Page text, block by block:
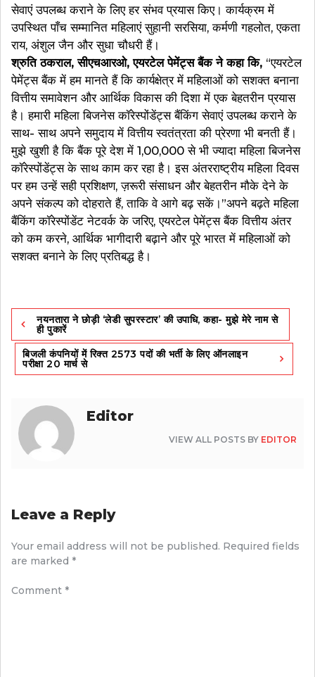
सेवाएं उपलब्ध कराने के लिए हर संभव प्रयास किए। कार्यक्रम में
उपस्थित पाँच सम्मानित महिलाएं सुहानी सरसिया, कर्मणी गहलोत, एकता
राय, अंशुल जैन और सुधा चौधरी हैं।
श्रुति ठकराल, सीएचआरओ, एयरटेल पेमेंट्स बैंक ने कहा कि, “एयरटेल
पेमेंट्स बैंक में हम मानते हैं कि कार्यक्षेत्र में महिलाओं को सशक्त बनाना
वित्तीय समावेशन और आर्थिक विकास की दिशा में एक बेहतरीन प्रयास
है। हमारी महिला बिजनेस कॉरेस्पोंडेंट्स बैंकिंग सेवाएं उपलब्ध कराने के
साथ- साथ अपने समुदाय में वित्तीय स्वतंत्रता की प्रेरणा भी बनती हैं।
मुझे खुशी है कि बैंक पूरे देश में 1,00,000 से भी ज्यादा महिला बिजनेस
कॉरेस्पोंडेंट्स के साथ काम कर रहा है। इस अंतरराष्ट्रीय महिला दिवस
पर हम उन्हें सही प्रशिक्षण, ज़रूरी संसाधन और बेहतरीन मौके देने के
अपने संकल्प को दोहराते हैं, ताकि वे आगे बढ़ सकें।”अपने बढ़ते महिला
बैंकिंग कॉरेस्पोंडेंट नेटवर्क के जरिए, एयरटेल पेमेंट्स बैंक वित्तीय अंतर
को कम करने, आर्थिक भागीदारी बढ़ाने और पूरे भारत में महिलाओं को
सशक्त बनाने के लिए प्रतिबद्ध है।
Post
navigation
नयनतारा ने छोड़ी ‘लेडी सुपरस्टार’ की उपाधि, कहा- मुझे मेरे नाम से
ही पुकारें
बिजली कंपनियों में रिक्त 2573 पदों की भर्ती के लिए ऑनलाइन
परीक्षा 20 मार्च से
Editor
VIEW ALL POSTS BY EDITOR
Leave a Reply
Your email address will not be published. Required fields
are marked *
Comment *